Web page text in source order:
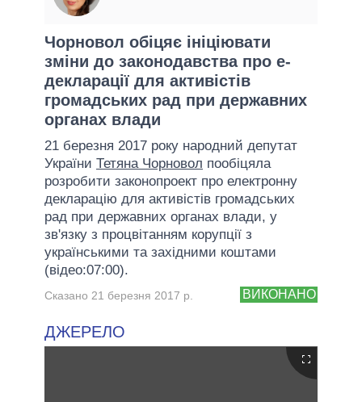
ОГЛЯДИ
ДАЙДЖЕСТИ
ПРЕЗИДЕНТ І ОФІС
ВЕРХОВНА РАДА
КАБІНЕТ МІНІСТРІВ
ГОЛОВИ ОБЛАДМІНІСТРАЦІЙ
МЕРИ МІСТ
ВСІ ПЕРСОНИ
ПІДТРИМАТИ
ПОРІВНЯННЯ ПОЛІТИКІВ
Чорновол обіцяє ініціювати
зміни до законодавства про е-
декларації для активістів
громадських рад при державних
органах влади
21 березня 2017 року народний депутат
України Тетяна Чорновол пообіцяла
розробити законопроект про електронну
декларацію для активістів громадських
рад при державних органах влади, у
зв'язку з процвітанням корупції з
українськими та західними коштами
(відео:07:00).
ВИКОНАНО
Сказано 21 березня 2017 р.
ДЖЕРЕЛО